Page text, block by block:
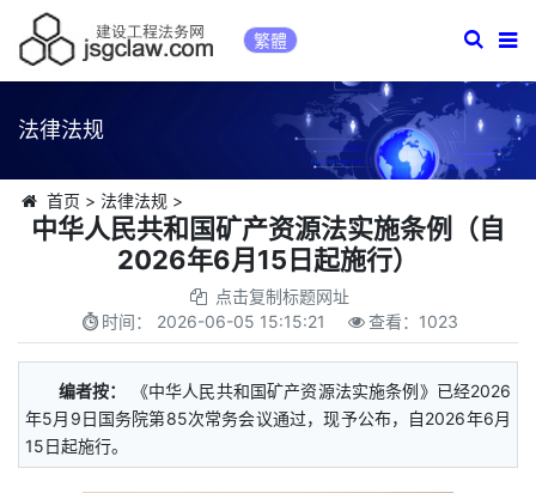
繁體
法律法规
首页 > 法律法规 >
中华人民共和国矿产资源法实施条例（自
2026年6月15日起施行）
点击复制标题网址
时间： 2026-06-05 15:15:21 查看： 1023
编者按：
《中华人民共和国矿产资源法实施条例》已经2026
年5月9日国务院第85次常务会议通过，现予公布，自2026年6月
15日起施行。